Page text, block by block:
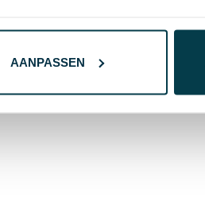
AANPASSEN